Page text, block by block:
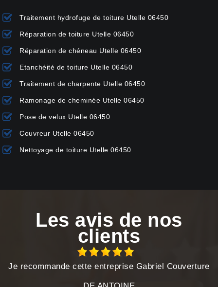
Traitement hydrofuge de toiture Utelle 06450
Réparation de toiture Utelle 06450
Réparation de chéneau Utelle 06450
Etanchéité de toiture Utelle 06450
Traitement de charpente Utelle 06450
Ramonage de cheminée Utelle 06450
Pose de velux Utelle 06450
Couvreur Utelle 06450
Nettoyage de toiture Utelle 06450
Les avis de nos
clients
Je recommande cette entreprise Gabriel Couverture